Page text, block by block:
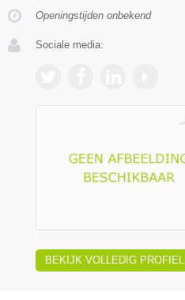
Openingstijden onbekend
Sociale media:
BEKIJK VOLLEDIG PROFIEL